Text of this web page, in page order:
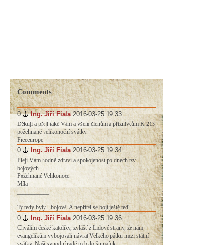
Comments
0 # Ing. Jiří Fiala 2016-03-25 19:33
Děkuji a přeji také Vám a všem členům a příznivcům K 213
požehnané velikonoční svátky.
Freeeurope
0 # Ing. Jiří Fiala 2016-03-25 19:34
Přeji Vám hodně zdraví a spokojenost po dnech tzv.
bojových.
Požehnané Velikonoce.
Míla
___________
Ty tedy byly - bojové. A nepřítel se bojí ještě teď ...
0 # Ing. Jiří Fiala 2016-03-25 19:36
Chválím české katolíky, zvlášť z Lidové strany, že nám
evangelíkům vybojovali návrat Velkého pátku mezi státní
svátky. Naší synodní radě to bylo šumafuk.